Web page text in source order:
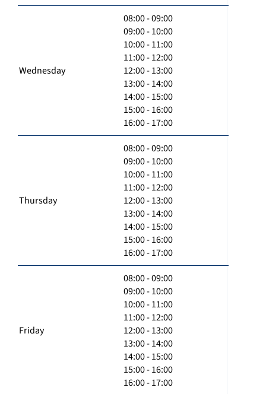
Wednesday
08:00 - 09:00
09:00 - 10:00
10:00 - 11:00
11:00 - 12:00
12:00 - 13:00
13:00 - 14:00
14:00 - 15:00
15:00 - 16:00
16:00 - 17:00
Thursday
08:00 - 09:00
09:00 - 10:00
10:00 - 11:00
11:00 - 12:00
12:00 - 13:00
13:00 - 14:00
14:00 - 15:00
15:00 - 16:00
16:00 - 17:00
Friday
08:00 - 09:00
09:00 - 10:00
10:00 - 11:00
11:00 - 12:00
12:00 - 13:00
13:00 - 14:00
14:00 - 15:00
15:00 - 16:00
16:00 - 17:00